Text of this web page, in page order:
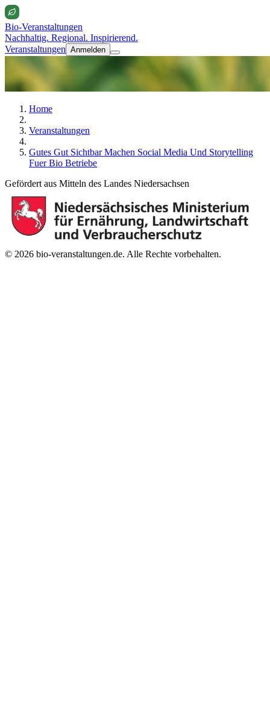
Bio-Veranstaltungen
Nachhaltig. Regional. Inspirierend.
Veranstaltungen Anmelden
Home
Veranstaltungen
Gutes Gut Sichtbar Machen Social Media Und Storytelling
Fuer Bio Betriebe
Gefördert aus Mitteln des Landes Niedersachsen
© 2026 bio-veranstaltungen.de. Alle Rechte vorbehalten.